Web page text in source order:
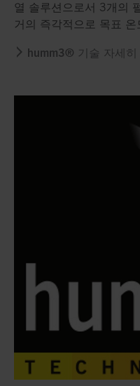
열 솔루션으로서 3개의
거의 즉각적으로 목표
humm3® 기술 자세히